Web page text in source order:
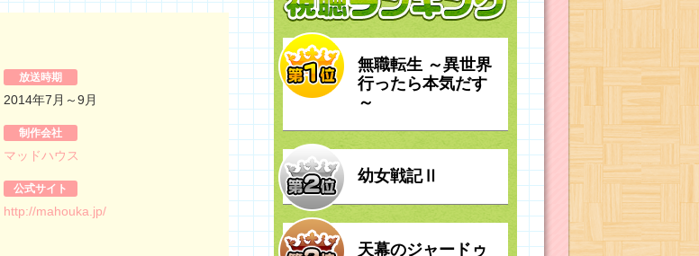
放送時期
2014年7月～9月
制作会社
マッドハウス
公式サイト
http://mahouka.jp/
無職転生 ～異世界
行ったら本気だす
～
幼女戦記Ⅱ
天幕のジャードゥ